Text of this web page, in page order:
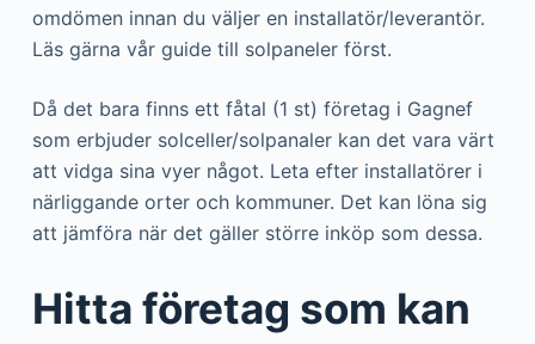
omdömen innan du väljer en installatör/leverantör.
Läs gärna vår guide till solpaneler först.
Då det bara finns ett fåtal (1 st) företag i Gagnef
som erbjuder solceller/solpanaler kan det vara värt
att vidga sina vyer något. Leta efter installatörer i
närliggande orter och kommuner. Det kan löna sig
att jämföra när det gäller större inköp som dessa.
Hitta företag som kan